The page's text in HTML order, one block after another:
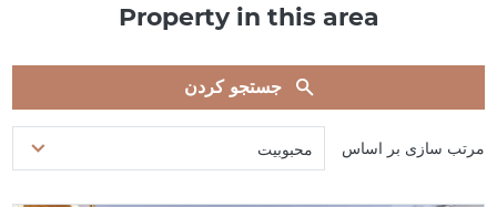
Property in this area
جستجو کردن
مرتب سازی بر اساس محبوبیت